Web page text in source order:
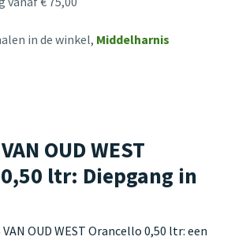
in de winkel, Middelharnis
OUD WEST
ltr: Diepgang in
OUD WEST Orancello 0,50 ltr: een